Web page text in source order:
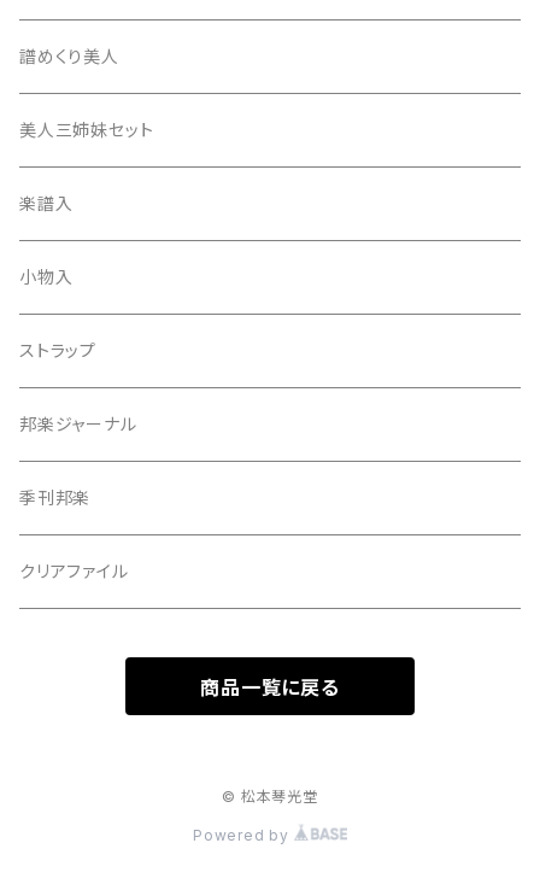
地唄撥
撥滑り止めゴム
ひざゴム・胴ゴム・おひざもと
天神袋
天神巾着
指すり
つぼシール
撥皮・撥皮のり
胴板
譜めくり美人
美人三姉妹セット
楽譜入
小物入
ストラップ
邦楽ジャーナル
季刊邦楽
クリアファイル
商品一覧に戻る
© 松本琴光堂
Powered by